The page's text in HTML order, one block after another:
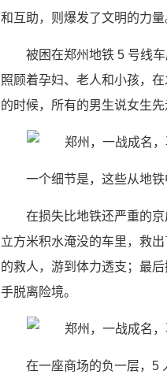
和互助，则爆发了文明的力量
被困在郑州地铁 5 号线
照顾着孕妇、老人和小孩，
的时候，所有的男生说女生
一个细节是，这些从地
在损失比地铁还严重的
立方米积水淹没的车里，救
的救人，游到体力透支；最
手脱离险境。
在一座商场的负一层，